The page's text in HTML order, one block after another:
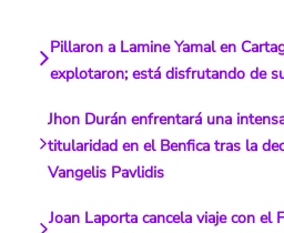
Pillaron a Lamine Yamal en
explotaron; está disfrutando de
Jhon Durán enfrentará una
titularidad en el Benfica tras la
Vangelis Pavlidis
Joan Laporta cancela viaje con el